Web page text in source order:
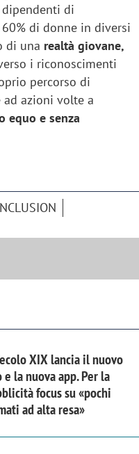
dipendenti di
di donne in diversi
di una realtà giovane,
i riconoscimenti
percorso di
ad azioni volte a
equo e senza
XIX lancia il nuovo
la nuova app. Per la
focus su «pochi
ad alta resa»